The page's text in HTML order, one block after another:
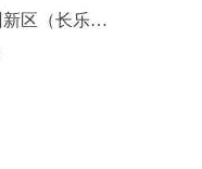
“侨海通”架起“连心桥” 福州新区（长乐区）利用数字化手段打破山海阻隔